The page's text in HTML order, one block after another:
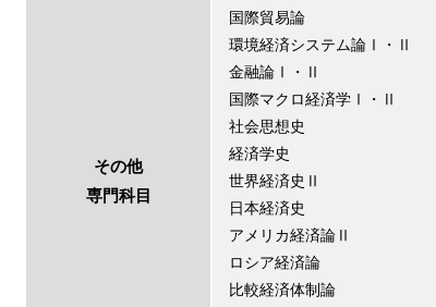
その他
専門科目
国際貿易論
環境経済システム論Ⅰ・Ⅱ
金融論Ⅰ・Ⅱ
国際マクロ経済学Ⅰ・Ⅱ
社会思想史
経済学史
世界経済史Ⅱ
日本経済史
アメリカ経済論Ⅱ
ロシア経済論
比較経済体制論